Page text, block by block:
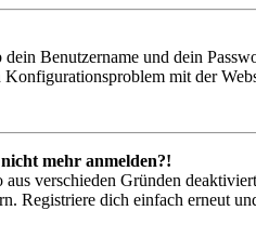
Benutzername und dein
mit der
mehr anmelden?!
verschieden Gründen
Registriere dich einfach erneut